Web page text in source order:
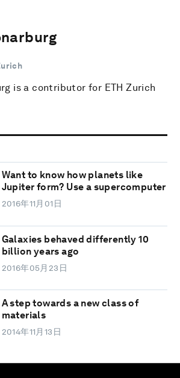
is a contributor for ETH Zurich
Want to know how planets like
Jupiter form? Use a supercomputer
2016年11月01日
Galaxies behaved differently 10
billion years ago
2016年05月23日
A step towards a new class of
materials
2014年11月13日